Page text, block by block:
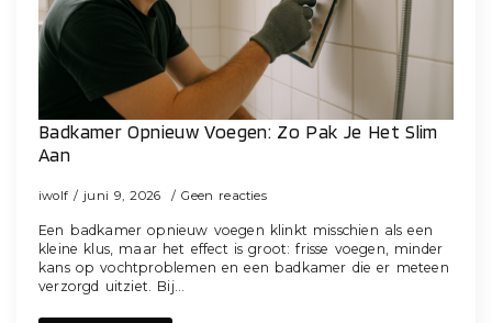
Badkamer Opnieuw Voegen: Zo Pak Je Het Slim
Aan
iwolf juni 9, 2026 Geen reacties
Een badkamer opnieuw voegen klinkt misschien als een
kleine klus, maar het effect is groot: frisse voegen, minder
kans op vochtproblemen en een badkamer die er meteen
verzorgd uitziet. Bij…